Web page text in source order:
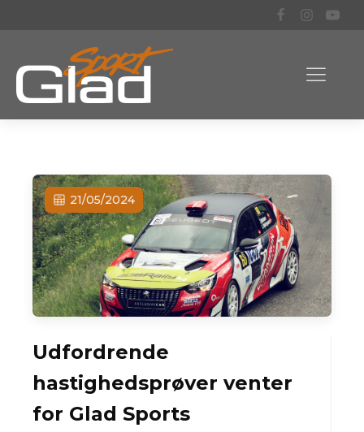
21/05/2024
Udfordrende
hastighedsprøver venter
for Glad Sports